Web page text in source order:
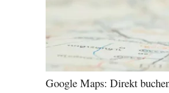
Google Maps: Direkt